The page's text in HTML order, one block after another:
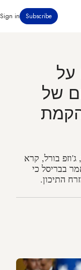
Subscribe
Sign in
על
של
בורל, קרא
בבריסל כי
התיכון.